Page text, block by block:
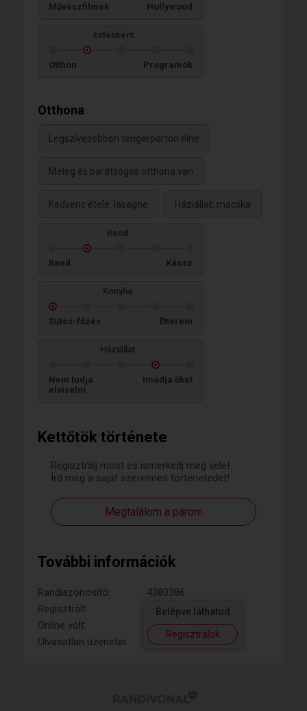
Kettőtök története
Regisztrálj most és ismerkedj meg vele!
Írd meg a saját szerelmes történetedet!
Megtalálom a párom
További információk
Randiazonosító:
4380386
Regisztrált:
Online volt:
Olvasatlan üzenetei:
Belépve láthatod
Regisztrálok
Művészfilmek Hollywood
Esténként...
Otthon Programok
Otthona
Legszívesebben tengerparton élne
Meleg és barátságos otthona van
Kedvenc étele: lasagne Háziállat: macska
Rend
Rend Káosz
Konyha
Sütés-főzés Étterem
Háziállat
Nem tudja
elviselni
Imádja őket